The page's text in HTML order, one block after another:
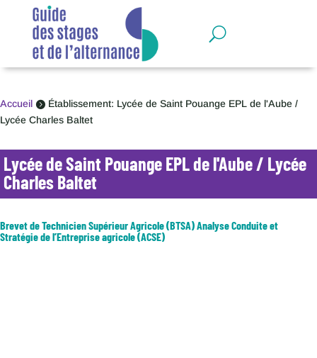
Accueil  Établissement: Lycée de Saint Pouange EPL de l'Aube /
Lycée Charles Baltet
Lycée de Saint Pouange EPL de l'Aube / Lycée
Charles Baltet
Brevet de Technicien Supérieur Agricole (BTSA) Analyse Conduite et
Stratégie de l’Entreprise agricole (ACSE)
Panneau de gestion des cookies